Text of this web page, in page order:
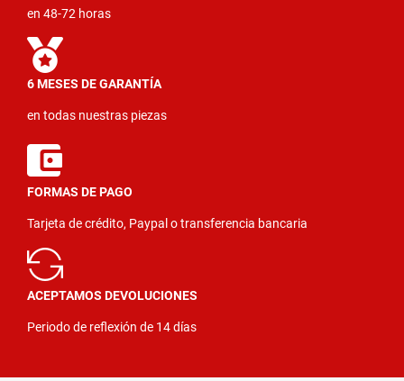
en 48-72 horas
6 MESES DE GARANTÍA
en todas nuestras piezas
FORMAS DE PAGO
Tarjeta de crédito, Paypal o transferencia bancaria
ACEPTAMOS DEVOLUCIONES
Periodo de reflexión de 14 días